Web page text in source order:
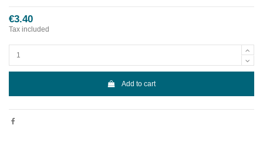
€3.40
Tax included
Add to cart